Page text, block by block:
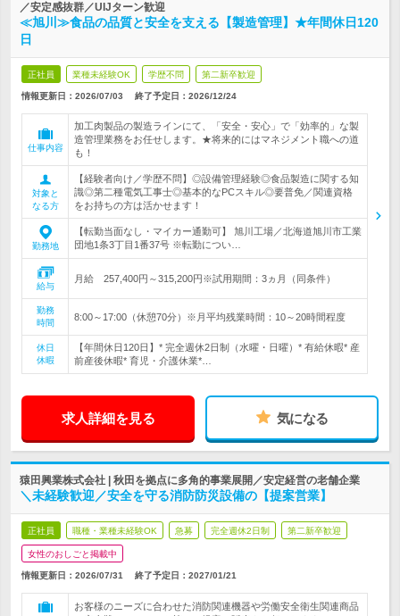
／安定感抜群／UIJターン歓迎
≪旭川≫食品の品質と安全を支える【製造管理】★年間休日120
日
正社員 業種未経験OK 学歴不問 第二新卒歓迎
情報更新日：2026/07/03 終了予定日： 2026/12/24
仕事内容
加工肉製品の製造ラインにて、「安全・安心」で「効率的」な製
造管理業務をお任せします。★将来的にはマネジメント職への道
も！
対象と
なる方
【経験者向け／学歴不問】◎設備管理経験◎食品製造に関する知
識◎第二種電気工事士◎基本的なPCスキル◎要普免／関連資格
をお持ちの方は活かせます！
勤務地
【転勤当面なし・マイカー通勤可】 旭川工場／北海道旭川市工業
団地1条3丁目1番37号 ※転勤につい…
給与
月給 257,400円～315,200円※試用期間：3ヵ月（同条件）
勤務
時間
8:00～17:00（休憩70分）※月平均残業時間：10～20時間程度
休日
休暇
【年間休日120日】* 完全週休2日制（水曜・日曜）* 有給休暇* 産
前産後休暇* 育児・介護休業*…
求人詳細を見る 気になる
猿田興業株式会社 | 秋田を拠点に多角的事業展開／安定経営の老舗企業
＼未経験歓迎／安全を守る消防防災設備の【提案営業】
正社員 職種・業種未経験OK 急募 完全週休2日制 第二新卒歓迎
女性のおしごと掲載中
情報更新日：2026/07/31 終了予定日： 2027/01/21
お客様のニーズに合わせた消防関連機器や労働安全衛生関連商品